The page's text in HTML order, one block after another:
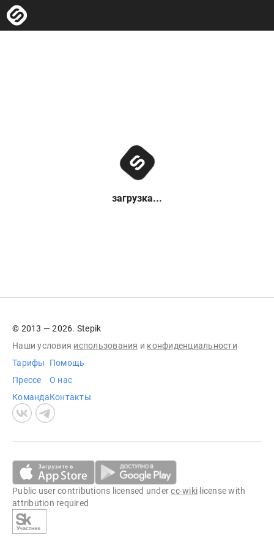
загрузка...
© 2013 — 2026. Stepik
Наши условия использования и конфиденциальности
Тарифы
Прессе
Команда
Помощь
О нас
Контакты
Public user contributions licensed undercc-wiki license with
attribution required